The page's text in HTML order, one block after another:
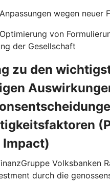
wegen neuer
von
der Gesellschaft
zu den
Impact)
Volksbanken
durch die